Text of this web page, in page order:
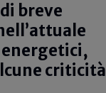
breve
criticità